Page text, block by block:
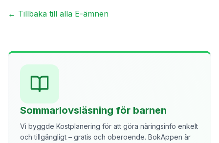
← Tillbaka till alla E-ämnen
Sommarlovsläsning för barnen
Vi byggde Kostplanering för att göra näringsinfo enkelt
och tillgängligt – gratis och oberoende. BokAppen är